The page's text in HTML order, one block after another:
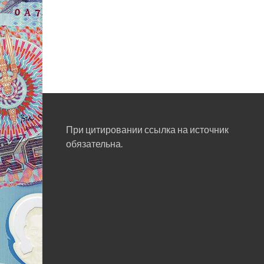
При цитировании ссылка на источник
обязательна.